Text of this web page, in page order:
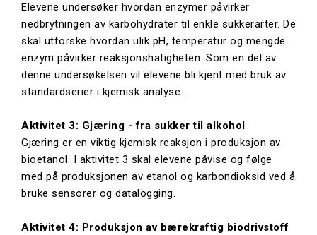
Elevene undersøker hvordan enzymer påvirker
nedbrytningen av karbohydrater til enkle sukkerarter. De
skal utforske hvordan ulik pH, temperatur og mengde
enzym påvirker reaksjonshatigheten. Som en del av
denne undersøkelsen vil elevene bli kjent med bruk av
standardserier i kjemisk analyse.
Aktivitet 3: Gjæring - fra sukker til alkohol
Gjæring er en viktig kjemisk reaksjon i produksjon av
bioetanol. I aktivitet 3 skal elevene påvise og følge
med på produksjonen av etanol og karbondioksid ved å
bruke sensorer og datalogging.
Aktivitet 4: Produksjon av bærekraftig biodrivstoff